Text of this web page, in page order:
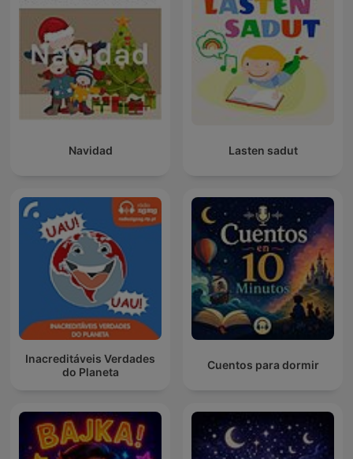
Navidad Lasten sadut
Inacreditáveis Verdades
do Planeta
Cuentos para dormir